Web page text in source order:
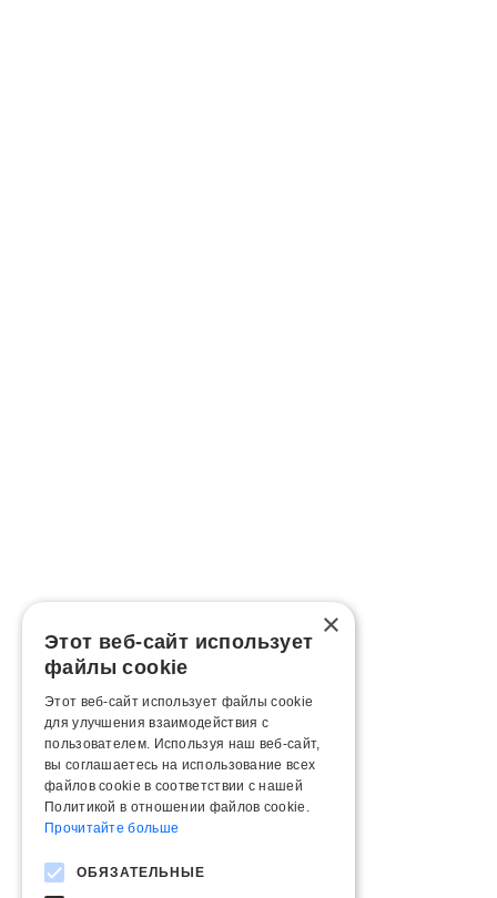
×
Этот веб-сайт использует
файлы cookie
Этот веб-сайт использует файлы cookie
для улучшения взаимодействия с
пользователем. Используя наш веб-сайт,
вы соглашаетесь на использование всех
файлов cookie в соответствии с нашей
Политикой в ​​отношении файлов cookie.
Прочитайте больше
ОБЯЗАТЕЛЬНЫЕ